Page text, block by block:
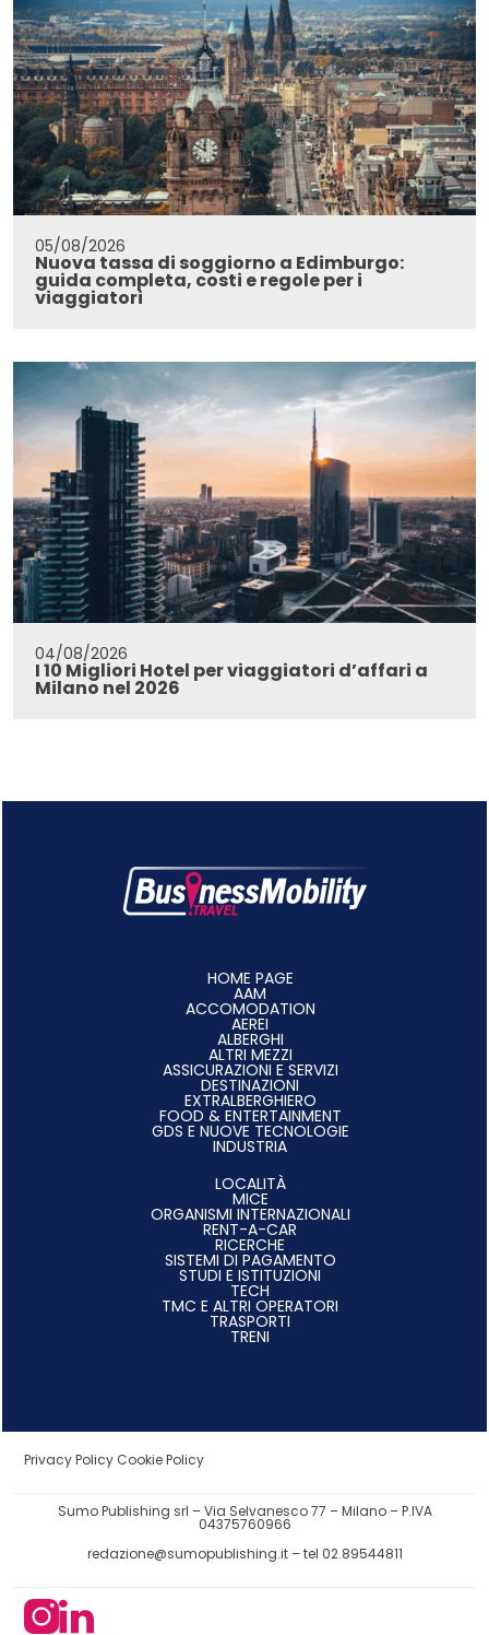
05/08/2026
Nuova tassa di soggiorno a Edimburgo:
guida completa, costi e regole per i
viaggiatori
04/08/2026
I 10 Migliori Hotel per viaggiatori d’affari a
Milano nel 2026
HOME PAGE
AAM
ACCOMODATION
AEREI
ALBERGHI
ALTRI MEZZI
ASSICURAZIONI E SERVIZI
DESTINAZIONI
EXTRALBERGHIERO
FOOD & ENTERTAINMENT
GDS E NUOVE TECNOLOGIE
INDUSTRIA
LOCALITÀ
MICE
ORGANISMI INTERNAZIONALI
RENT-A-CAR
RICERCHE
SISTEMI DI PAGAMENTO
STUDI E ISTITUZIONI
TECH
TMC E ALTRI OPERATORI
TRASPORTI
TRENI
Privacy Policy Cookie Policy
Sumo Publishing srl – Via Selvanesco 77 – Milano – P.IVA
04375760966
redazione@sumopublishing.it– tel 02.89544811